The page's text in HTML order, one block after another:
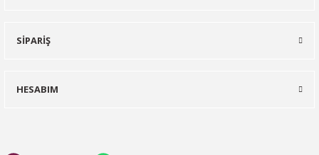
SİPARİŞ
HESABIM